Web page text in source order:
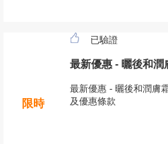
限時
已驗證
最新優惠 - 曬後和潤
最新優惠 - 曬後和潤膚
及優惠條款